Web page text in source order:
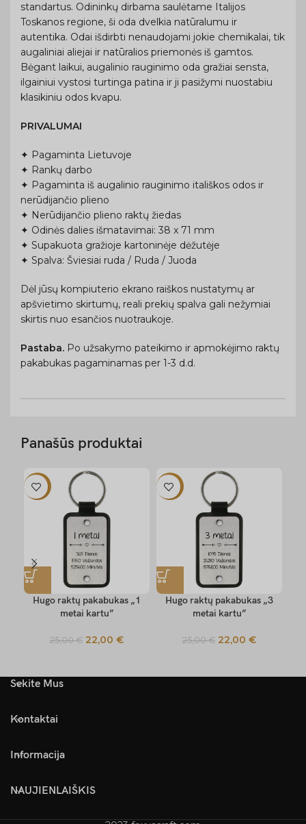
standartus. Odininkų dirbama saulėtame Italijos
Toskanos regione, ši oda dvelkia natūralumu ir
autentika. Odai išdirbti nenaudojami jokie chemikalai, tik
augaliniai aliejai ir natūralios priemonės iš gamtos.
Bėgant laikui, augalinio rauginimo oda gražiai sensta,
ilgainiui vystosi turtinga patina ir ji pasižymi nuostabiu
klasikiniu odos kvapu.
PRIVALUMAI
✦ Pagaminta Lietuvoje
✦ Rankų darbo
✦ Pagaminta iš augalinio rauginimo itališkos odos ir
nerūdijančio plieno
✦ Nerūdijančio plieno raktų žiedas
✦ Odinės dalies išmatavimai: 38 x 71 mm
✦ Supakuota gražioje kartoninėje dėžutėje
✦ Spalva: Šviesiai ruda / Ruda / Juoda
Dėl jūsų kompiuterio ekrano raiškos nustatymų ar
apšvietimo skirtumų, reali prekių spalva gali nežymiai
skirtis nuo esančios nuotraukoje.
Pastaba. Po užsakymo pateikimo ir apmokėjimo raktų
pakabukas pagaminamas per 1-3 d.d.
Panašūs produktai
-12%
Hugo raktų pakabukas „1
metai kartu”
25,00€ 22,00 €
-12%
Hugo raktų pakabukas „3
metai kartu”
25,00€ 22,00 €
Sekite Mus
Kontaktai
Informacija
NAUJIENLAIŠKIS